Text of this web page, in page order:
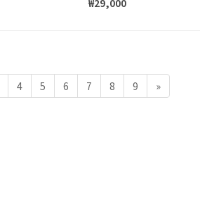
₩29,000
4 5 6 7 8 9 »